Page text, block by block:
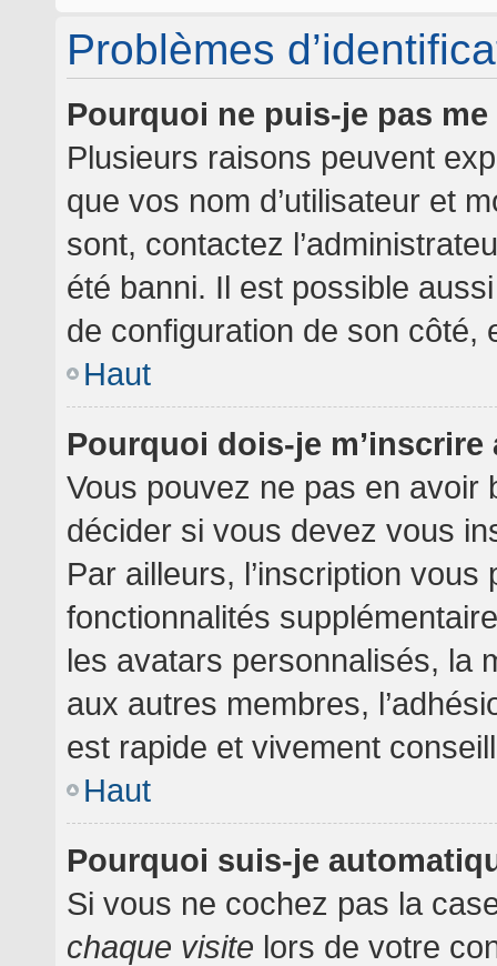
Problèmes
Pourquoi ne puis-je pas
Plusieurs raisons peuvent
que vos nom d’utilisateur et
sont, contactez
été banni. Il est possible
de configuration de son côté,
Haut
Pourquoi dois-je
Vous pouvez ne pas en avoir
décider si vous devez vous
Par ailleurs, l’inscription
fonctionnalités
les avatars personnalisés, la
aux autres membres,
est rapide et vivement
Haut
Pourquoi suis-je
Si vous ne cochez pas la
chaque visite lors de votre